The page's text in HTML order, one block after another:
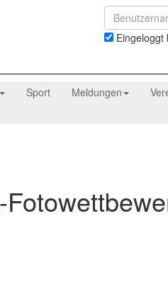
Sport Meldungen